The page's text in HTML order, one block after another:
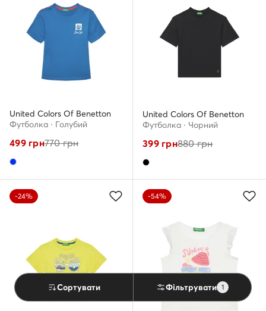
Сортувати Фільтрувати 1
United Colors Of Benetton
Футболка · Голубий
499грн770грн
United Colors Of Benetton
Футболка · Чорний
399грн880грн
-24% -54%